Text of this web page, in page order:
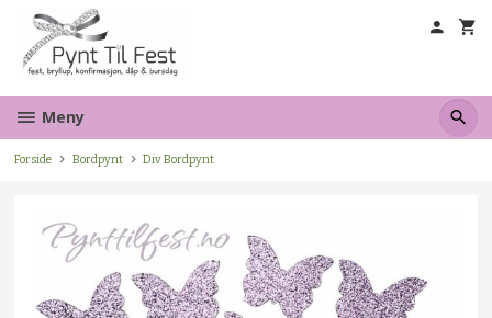
innholdet
Meny
Forside Bordpynt Div Bordpynt